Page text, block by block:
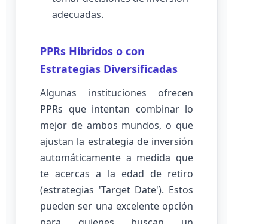
adecuadas.
PPRs Híbridos o con
Estrategias Diversificadas
Algunas instituciones ofrecen
PPRs que intentan combinar lo
mejor de ambos mundos, o que
ajustan la estrategia de inversión
automáticamente a medida que
te acercas a la edad de retiro
(estrategias 'Target Date'). Estos
pueden ser una excelente opción